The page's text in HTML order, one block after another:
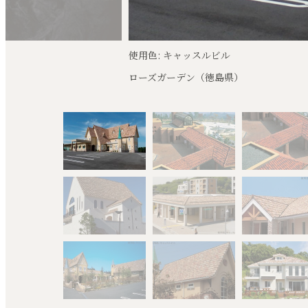
使用色: キャセドレー
国内施工例